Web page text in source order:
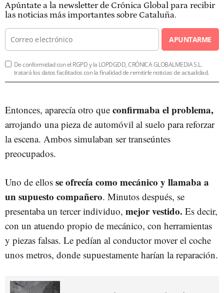
Apúntate a la newsletter de Crónica Global para recibir
las noticias más importantes sobre Cataluña.
APUNTARME
De conformidad con el RGPD y la LOPDGDD, CRÓNICA GLOBALMEDIA S.L.
tratará los datos facilitados con la finalidad de remitirle noticias de actualidad.
Entonces, aparecía otro que confirmaba el problema,
arrojando una pieza de automóvil al suelo para reforzar
la escena. Ambos simulaban ser transeúntes
preocupados.
Uno de ellos se ofrecía como mecánico y llamaba a
un supuesto compañero. Minutos después, se
presentaba un tercer individuo, mejor vestido. Es decir,
con un atuendo propio de mecánico, con herramientas
y piezas falsas. Le pedían al conductor mover el coche
unos metros, donde supuestamente harían la reparación.